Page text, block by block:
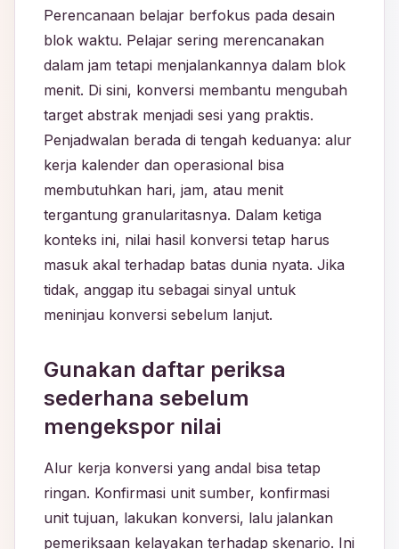
Perencanaan belajar berfokus pada desain
blok waktu. Pelajar sering merencanakan
dalam jam tetapi menjalankannya dalam blok
menit. Di sini, konversi membantu mengubah
target abstrak menjadi sesi yang praktis.
Penjadwalan berada di tengah keduanya: alur
kerja kalender dan operasional bisa
membutuhkan hari, jam, atau menit
tergantung granularitasnya. Dalam ketiga
konteks ini, nilai hasil konversi tetap harus
masuk akal terhadap batas dunia nyata. Jika
tidak, anggap itu sebagai sinyal untuk
meninjau konversi sebelum lanjut.
Gunakan daftar periksa
sederhana sebelum
mengekspor nilai
Alur kerja konversi yang andal bisa tetap
ringan. Konfirmasi unit sumber, konfirmasi
unit tujuan, lakukan konversi, lalu jalankan
pemeriksaan kelayakan terhadap skenario. Ini